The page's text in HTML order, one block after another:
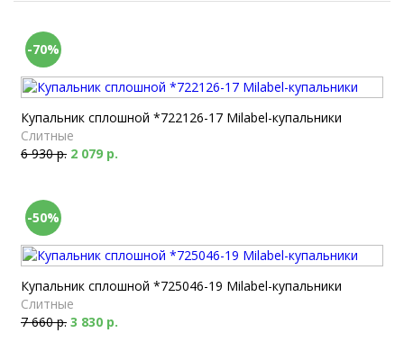
-70%
Купальник сплошной *722126-17 Milabel-купальники
Слитные
6 930 р. 2 079 р.
-50%
Купальник сплошной *725046-19 Milabel-купальники
Слитные
7 660 р. 3 830 р.